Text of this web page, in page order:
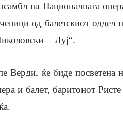
на Националната
од балетскиот
– Луј“.
Верди, ќе биде посветена
и балет, баритонот